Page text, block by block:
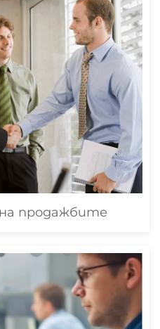
продажбите